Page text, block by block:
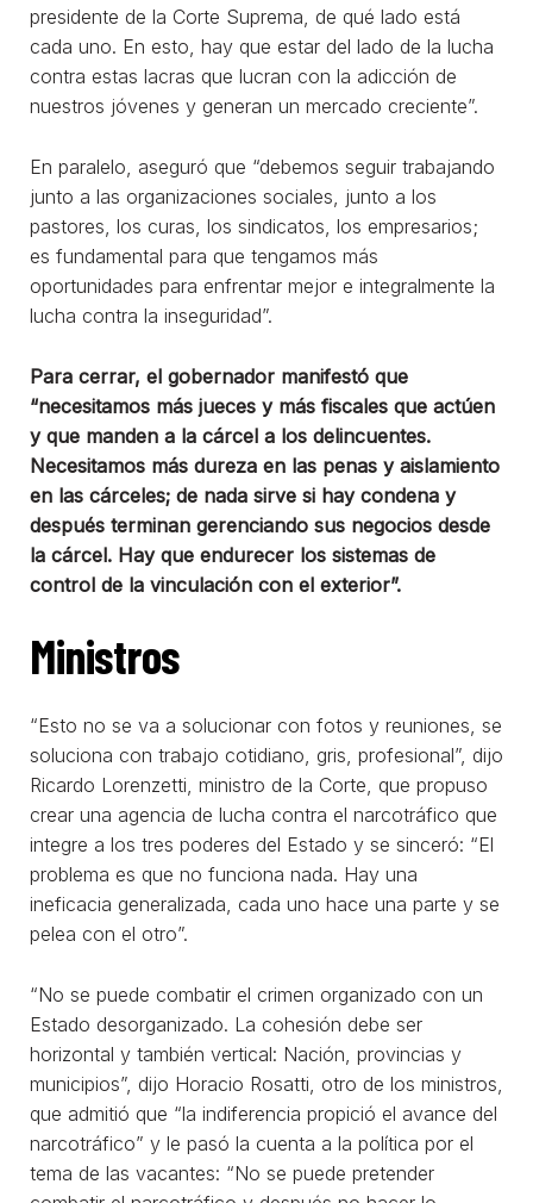
presidente de la Corte Suprema, de qué lado está
cada uno. En esto, hay que estar del lado de la lucha
contra estas lacras que lucran con la adicción de
nuestros jóvenes y generan un mercado creciente”.
En paralelo, aseguró que “debemos seguir trabajando
junto a las organizaciones sociales, junto a los
pastores, los curas, los sindicatos, los empresarios;
es fundamental para que tengamos más
oportunidades para enfrentar mejor e integralmente la
lucha contra la inseguridad”.
Para cerrar, el gobernador manifestó que
“necesitamos más jueces y más fiscales que actúen
y que manden a la cárcel a los delincuentes.
Necesitamos más dureza en las penas y aislamiento
en las cárceles; de nada sirve si hay condena y
después terminan gerenciando sus negocios desde
la cárcel. Hay que endurecer los sistemas de
control de la vinculación con el exterior”.
Ministros
“Esto no se va a solucionar con fotos y reuniones, se
soluciona con trabajo cotidiano, gris, profesional”, dijo
Ricardo Lorenzetti, ministro de la Corte, que propuso
crear una agencia de lucha contra el narcotráfico que
integre a los tres poderes del Estado y se sinceró: “El
problema es que no funciona nada. Hay una
ineficacia generalizada, cada uno hace una parte y se
pelea con el otro”.
“No se puede combatir el crimen organizado con un
Estado desorganizado. La cohesión debe ser
horizontal y también vertical: Nación, provincias y
municipios”, dijo Horacio Rosatti, otro de los ministros,
que admitió que “la indiferencia propició el avance del
narcotráfico” y le pasó la cuenta a la política por el
tema de las vacantes: “No se puede pretender